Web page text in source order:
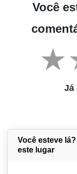
Você
Já
Você esteve
este lugar